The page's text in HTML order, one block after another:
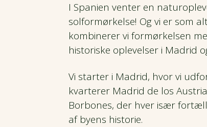
I Spanien venter en
solformørkelse! Og vi er som
kombinerer vi formørkelsen
historiske oplevelser i Madrid
Vi starter i Madrid, hvor vi
kvarterer Madrid de los
Borbones, der hver især
af byens historie.